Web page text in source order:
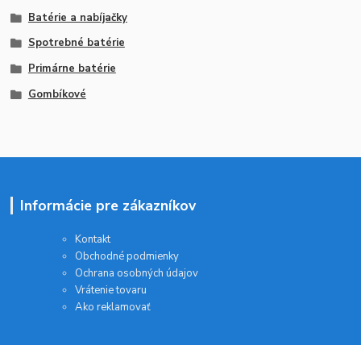
Batérie a nabíjačky
Spotrebné batérie
Primárne batérie
Gombíkové
Informácie pre zákazníkov
Kontakt
Obchodné podmienky
Ochrana osobných údajov
Vrátenie tovaru
Ako reklamovať